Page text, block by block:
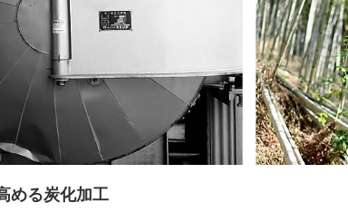
める炭化加工